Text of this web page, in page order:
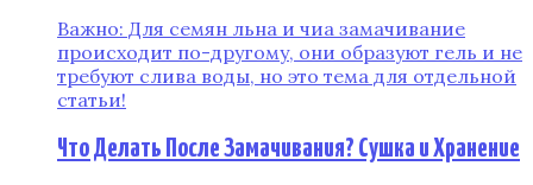
Важно: Для семян льна и чиа замачивание
происходит по-другому, они образуют гель и не
требуют слива воды, но это тема для отдельной
статьи!
Что Делать После Замачивания? Сушка и Хранение